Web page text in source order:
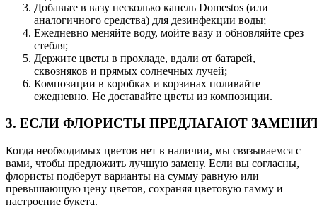
Добавьте в вазу несколько капель Domestos (или
аналогичного средства) для дезинфекции воды;
Ежедневно меняйте воду, мойте вазу и обновляйте срез
стебля;
Держите цветы в прохладе, вдали от батарей,
сквозняков и прямых солнечных лучей;
Композиции в коробках и корзинах поливайте
ежедневно. Не доставайте цветы из композиции.
3. ЕСЛИ ФЛОРИСТЫ ПРЕДЛАГАЮТ
Когда необходимых цветов нет в наличии, мы связываемся с
вами, чтобы предложить лучшую замену. Если вы согласны,
флористы подберут варианты на сумму равную или
превышающую цену цветов, сохраняя цветовую гамму и
настроение букета.